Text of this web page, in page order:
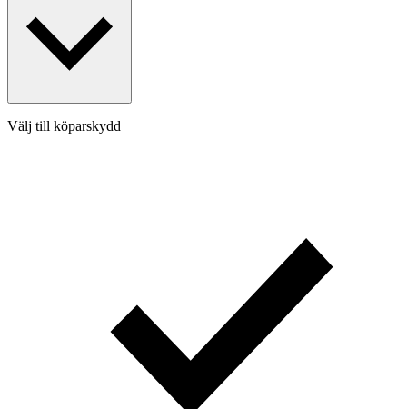
Välj till köparskydd